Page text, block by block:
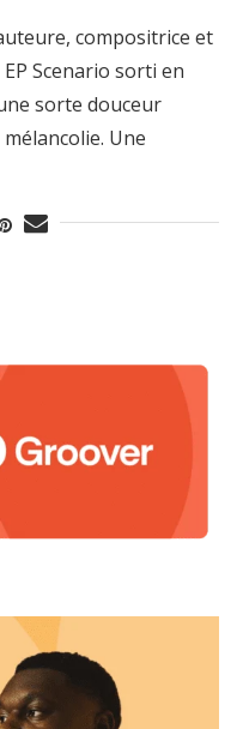
compositrice et
Scenario sorti en
sorte douceur
Une